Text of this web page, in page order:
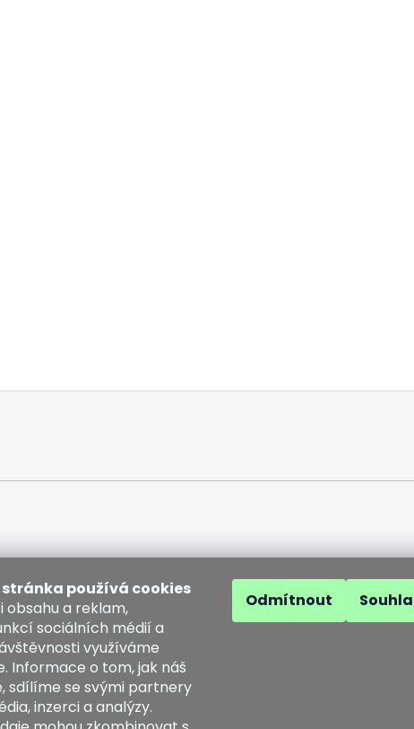
používá cookies
obsahu a reklam,
sociálních médií a
využíváme
Informace o tom, jak náš
sdílíme se svými partnery
inzerci a analýzy.
Odmítnout